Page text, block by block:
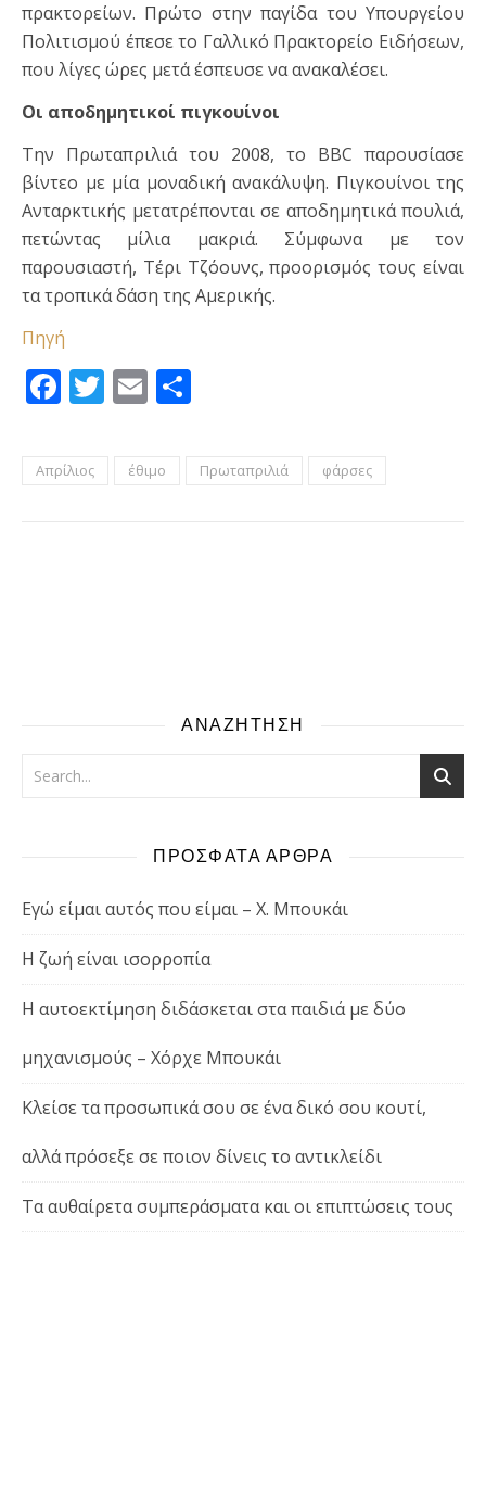
πρακτορείων. Πρώτο στην παγίδα του Υπουργείου
Πολιτισμού έπεσε το Γαλλικό Πρακτορείο Ειδήσεων,
που λίγες ώρες μετά έσπευσε να ανακαλέσει.
Οι αποδημητικοί πιγκουίνοι
Την Πρωταπριλιά του 2008, το BBC παρουσίασε
βίντεο με μία μοναδική ανακάλυψη. Πιγκουίνοι της
Ανταρκτικής μετατρέπονται σε αποδημητικά πουλιά,
πετώντας μίλια μακριά. Σύμφωνα με τον
παρουσιαστή, Τέρι Τζόουνς, προορισμός τους είναι
τα τροπικά δάση της Αμερικής.
Πηγή
Facebook
Twitter
Email
Απρίλιος έθιμο Πρωταπριλιά φάρσες
ΑΝΑΖΗΤΗΣΗ
ΠΡΟΣΦΑΤΑ ΑΡΘΡΑ
Εγώ είμαι αυτός που είμαι – Χ. Μπουκάι
Η ζωή είναι ισορροπία
Η αυτοεκτίμηση διδάσκεται στα παιδιά με δύο
μηχανισμούς – Χόρχε Μπουκάι
Κλείσε τα προσωπικά σου σε ένα δικό σου κουτί,
αλλά πρόσεξε σε ποιον δίνεις το αντικλείδι
Τα αυθαίρετα συμπεράσματα και οι επιπτώσεις τους